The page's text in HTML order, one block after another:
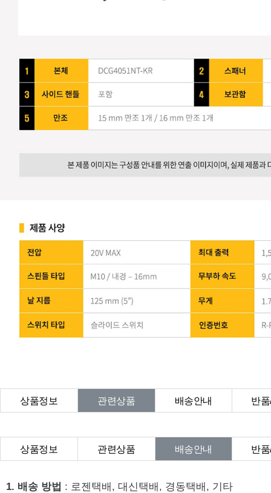
상품정보 관련상품 배송안내 반
상품정보 관련상품 배송안내 반
1. 배송 방법 : 로젠택배, 대신택배, 경동택배, 기타